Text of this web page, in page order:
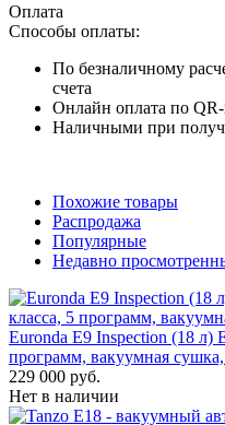
Оплата
Способы оплаты:
По безналичному
счета
Онлайн оплата по
Наличными при
Похожие товары
Распродажа
Популярные
Недавно
Euronda E9 Inspection (18 л)
программ, вакуумная
229 000 руб.
Нет в наличии